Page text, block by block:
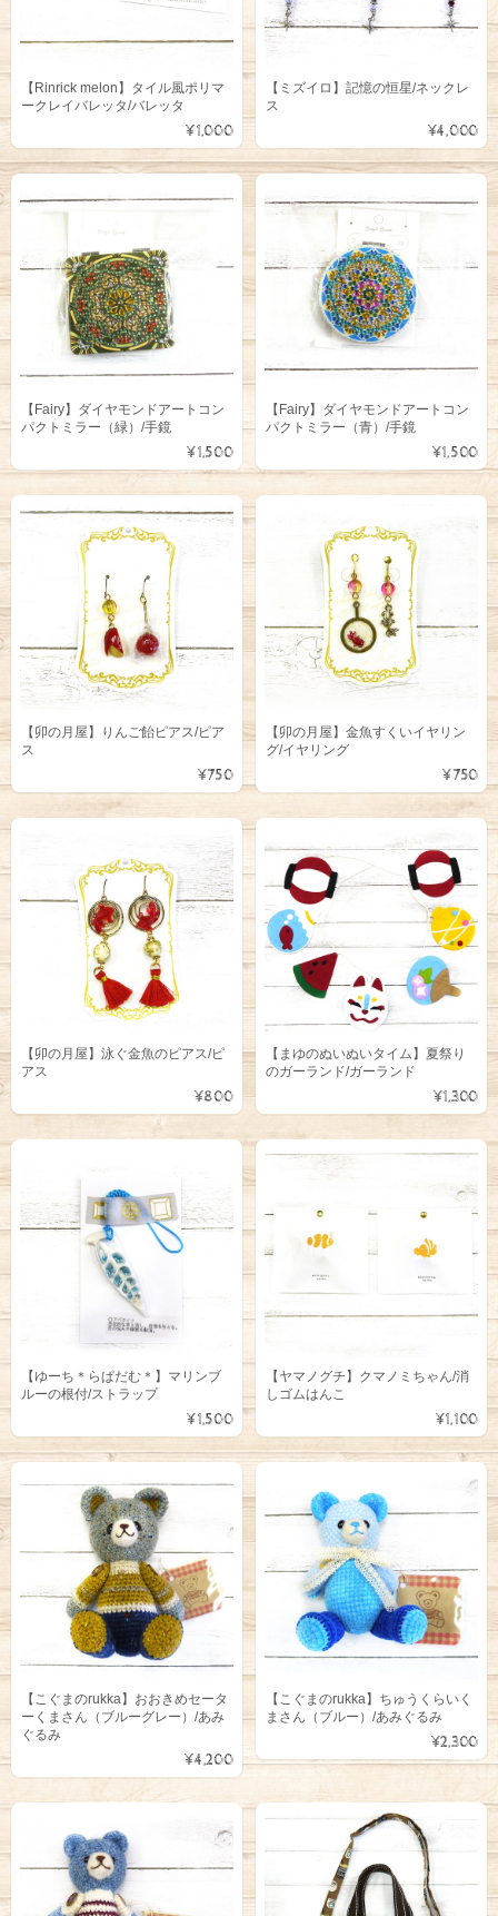
【Rinrick melon】タイル風ポリマ
ークレイバレッタ/バレッタ
¥1,000
【ミズイロ】記憶の恒星/ネックレ
ス
¥4,000
【Fairy】ダイヤモンドアートコン
パクトミラー（緑）/手鏡
¥1,500
【Fairy】ダイヤモンドアートコン
パクトミラー（青）/手鏡
¥1,500
【卯の月屋】りんご飴ピアス/ピア
ス
¥750
【卯の月屋】金魚すくいイヤリン
グ/イヤリング
¥750
【卯の月屋】泳ぐ金魚のピアス/ピ
アス
¥800
【まゆのぬいぬいタイム】夏祭り
のガーランド/ガーランド
¥1,300
【ゆーち＊らぱだむ＊】マリンブ
ルーの根付/ストラップ
¥1,500
【ヤマノグチ】クマノミちゃん/消
しゴムはんこ
¥1,100
【こぐまのrukka】おおきめセータ
ーくまさん（ブルーグレー）/あみ
ぐるみ
¥4,200
【こぐまのrukka】ちゅうくらいく
まさん（ブルー）/あみぐるみ
¥2,300